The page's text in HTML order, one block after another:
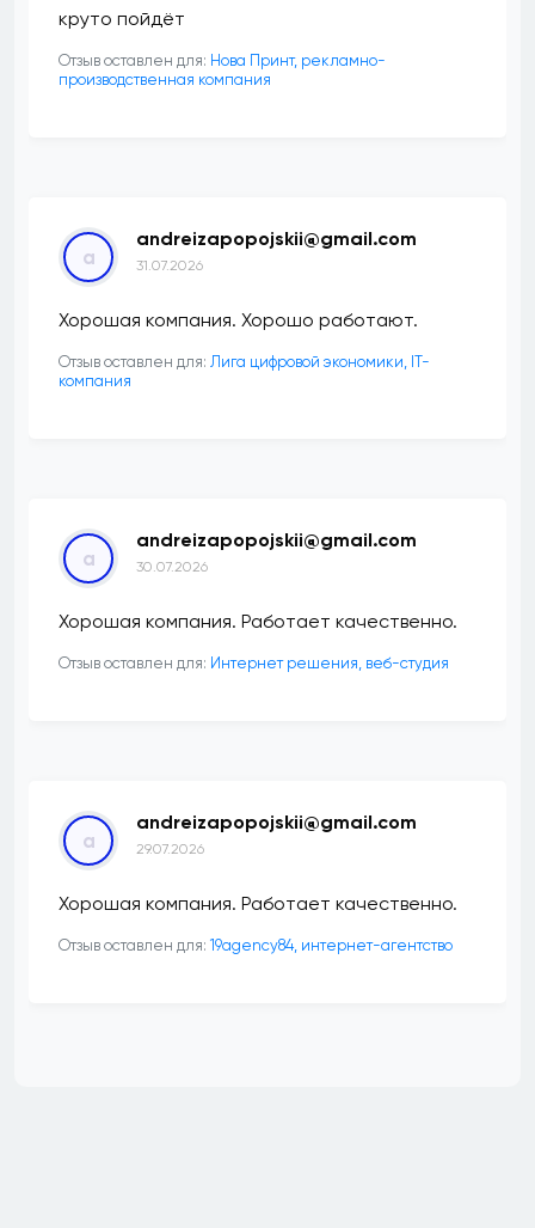
круто пойдёт
Отзыв оставлен для: Нова Принт, рекламно-
производственная компания
a
andreizapopojskii@gmail.com
31.07.2026
Хорошая компания. Хорошо работают.
Отзыв оставлен для: Лига цифровой экономики, IT-
компания
a
andreizapopojskii@gmail.com
30.07.2026
Хорошая компания. Работает качественно.
Отзыв оставлен для: Интернет решения, веб-студия
a
andreizapopojskii@gmail.com
29.07.2026
Хорошая компания. Работает качественно.
Отзыв оставлен для: 19agency84, интернет-агентство